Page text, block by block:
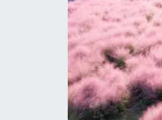
Çin Fuarları
Gündem